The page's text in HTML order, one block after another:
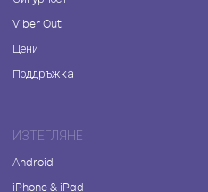
Viber Out
Цени
Поддръжка
ИЗТЕГЛЯНЕ
Android
iPhone & iPad